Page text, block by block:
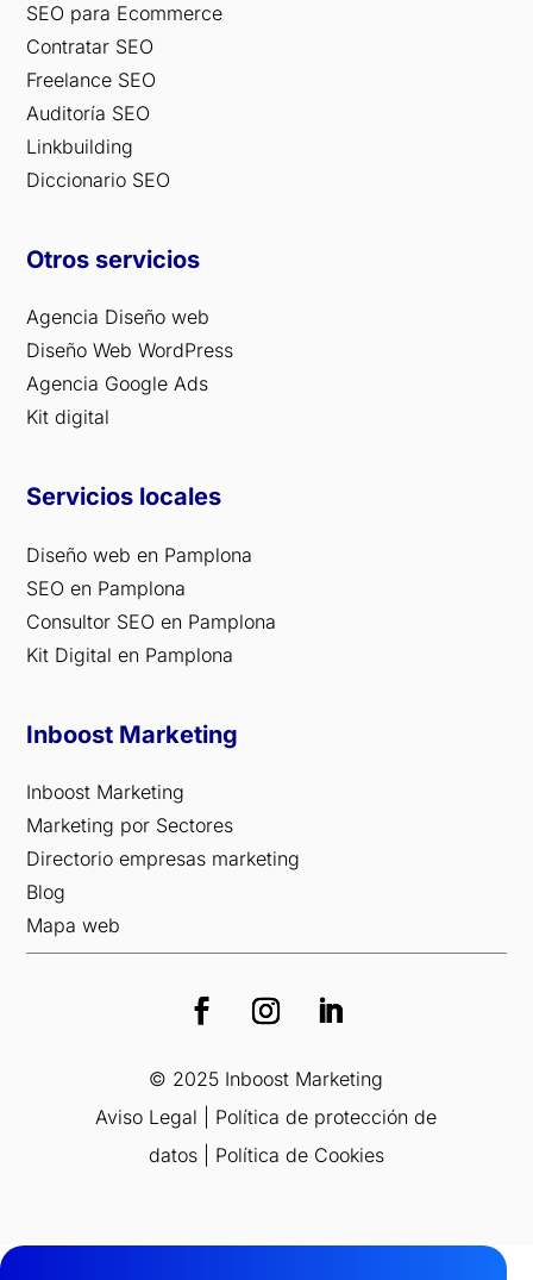
SEO para Ecommerce
Contratar SEO
Freelance SEO
Auditoría SEO
Linkbuilding
Diccionario SEO
Otros servicios
Agencia Diseño web
Diseño Web WordPress
Agencia Google Ads
Kit digital
Servicios locales
Diseño web en Pamplona
SEO en Pamplona
Consultor SEO en Pamplona
Kit Digital en Pamplona
Inboost Marketing
Inboost Marketing
Marketing por Sectores
Directorio empresas marketing
Blog
Mapa web
© 2025 Inboost Marketing
Aviso Legal
Política de protección de
datos| Política de Cookies